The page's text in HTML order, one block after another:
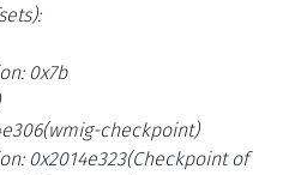
0x7b
checkpoint)
0x2014e323(Checkpoint of